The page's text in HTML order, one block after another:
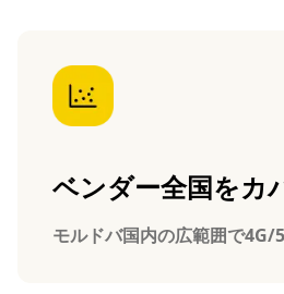
ベンダー全国をカ
モルドバ国内の広範囲で4G/